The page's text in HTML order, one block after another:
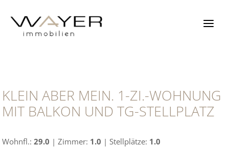
Inhalt
springen
KLEIN ABER MEIN. 1-ZI.-WOHNUNG
MIT BALKON UND TG-STELLPLATZ
Wohnfl.: 29.0 | Zimmer: 1.0 | Stellplätze: 1.0